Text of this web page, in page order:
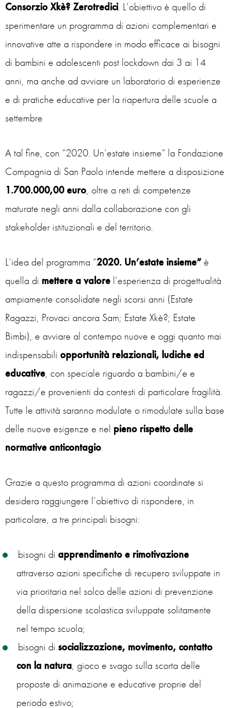
Consorzio Xkè? Zerotredici. L’obiettivo è quello di
sperimentare un programma di azioni complementari e
innovative atte a rispondere in modo efficace ai bisogni
di bambini e adolescenti post lockdown dai 3 ai 14
anni, ma anche ad avviare un laboratorio di esperienze
e di pratiche educative per la riapertura delle scuole a
settembre
A tal fine, con “2020. Un’estate insieme” la Fondazione
Compagnia di San Paolo intende mettere a disposizione
1.700.000,00 euro, oltre a reti di competenze
maturate negli anni dalla collaborazione con gli
stakeholder istituzionali e del territorio.
L’idea del programma “2020. Un’estate insieme” è
quella di mettere a valore l’esperienza di progettualità
ampiamente consolidate negli scorsi anni (Estate
Ragazzi, Provaci ancora Sam; Estate Xkè?; Estate
Bimbi), e avviare al contempo nuove e oggi quanto mai
indispensabili opportunità relazionali, ludiche ed
educative, con speciale riguardo a bambini/e e
ragazzi/e provenienti da contesti di particolare fragilità.
Tutte le attività saranno modulate o rimodulate sulla base
delle nuove esigenze e nel pieno rispetto delle
normative anticontagio.
Grazie a questo programma di azioni coordinate si
desidera raggiungere l’obiettivo di rispondere, in
particolare, a tre principali bisogni:
bisogni di apprendimento e rimotivazione
attraverso azioni specifiche di recupero sviluppate in
via prioritaria nel solco delle azioni di prevenzione
della dispersione scolastica sviluppate solitamente
nel tempo scuola;
bisogni di socializzazione, movimento, contatto
con la natura, gioco e svago sulla scorta delle
proposte di animazione e educative proprie del
periodo estivo;